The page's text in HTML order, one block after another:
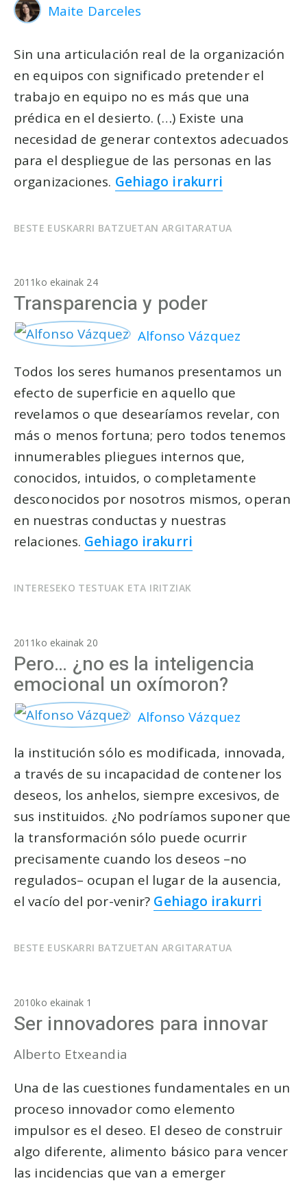
Maite Darceles
Sin una articulación real de la organización
en equipos con significado pretender el
trabajo en equipo no es más que una
prédica en el desierto. (…) Existe una
necesidad de generar contextos adecuados
para el despliegue de las personas en las
organizaciones. Gehiago irakurri
BESTE EUSKARRI BATZUETAN ARGITARATUA
2011ko ekainak 24
Transparencia y poder
Alfonso Vázquez
Todos los seres humanos presentamos un
efecto de superficie en aquello que
revelamos o que desearíamos revelar, con
más o menos fortuna; pero todos tenemos
innumerables pliegues internos que,
conocidos, intuidos, o completamente
desconocidos por nosotros mismos, operan
en nuestras conductas y nuestras
relaciones. Gehiago irakurri
INTERESEKO TESTUAK ETA IRITZIAK
2011ko ekainak 20
Pero… ¿no es la inteligencia
emocional un oxímoron?
Alfonso Vázquez
la institución sólo es modificada, innovada,
a través de su incapacidad de contener los
deseos, los anhelos, siempre excesivos, de
sus instituidos. ¿No podríamos suponer que
la transformación sólo puede ocurrir
precisamente cuando los deseos –no
regulados– ocupan el lugar de la ausencia,
el vacío del por-venir? Gehiago irakurri
BESTE EUSKARRI BATZUETAN ARGITARATUA
2010ko ekainak 1
Ser innovadores para innovar
Alberto Etxeandia
Una de las cuestiones fundamentales en un
proceso innovador como elemento
impulsor es el deseo. El deseo de construir
algo diferente, alimento básico para vencer
las incidencias que van a emerger